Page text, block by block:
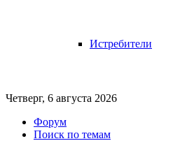
Истребители
Четверг, 6 августа 2026
Форум
Поиск по темам